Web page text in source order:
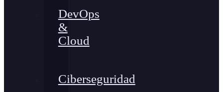
DevOps
&
Cloud
Ciberseguridad